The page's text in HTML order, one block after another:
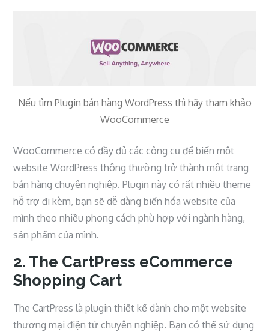
Nếu tìm Plugin bán hàng WordPress thì hãy tham khảo
WooCommerce
WooCommerce có đầy đủ các công cụ để biến một
website WordPress thông thường trở thành một trang
bán hàng chuyên nghiệp. Plugin này có rất nhiều theme
hỗ trợ đi kèm, bạn sẽ dễ dàng biến hóa website của
mình theo nhiều phong cách phù hợp với ngành hàng,
sản phẩm của mình.
2. The CartPress eCommerce
Shopping Cart
The CartPress là plugin thiết kế dành cho một website
thương mại điện tử chuyên nghiệp. Bạn có thể sử dụng